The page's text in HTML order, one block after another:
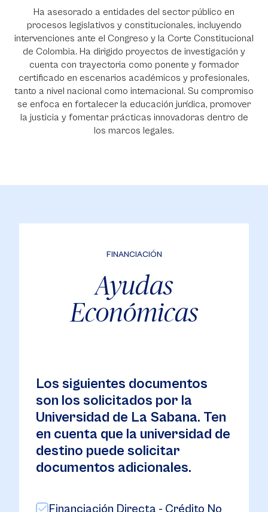
Ha asesorado a entidades del sector público en
procesos legislativos y constitucionales, incluyendo
intervenciones ante el Congreso y la Corte Constitucional
de Colombia. Ha dirigido proyectos de investigación y
cuenta con trayectoria como ponente y formador
certificado en escenarios académicos y profesionales,
tanto a nivel nacional como internacional. Su compromiso
se enfoca en fortalecer la educación jurídica, promover
la justicia y fomentar prácticas innovadoras dentro de
los marcos legales.
FINANCIACIÓN
Ayudas
Económicas
Los siguientes documentos
son los solicitados por la
Universidad de La Sabana. Ten
en cuenta que la universidad de
destino puede solicitar
documentos adicionales.
Financiación Directa - Crédito No